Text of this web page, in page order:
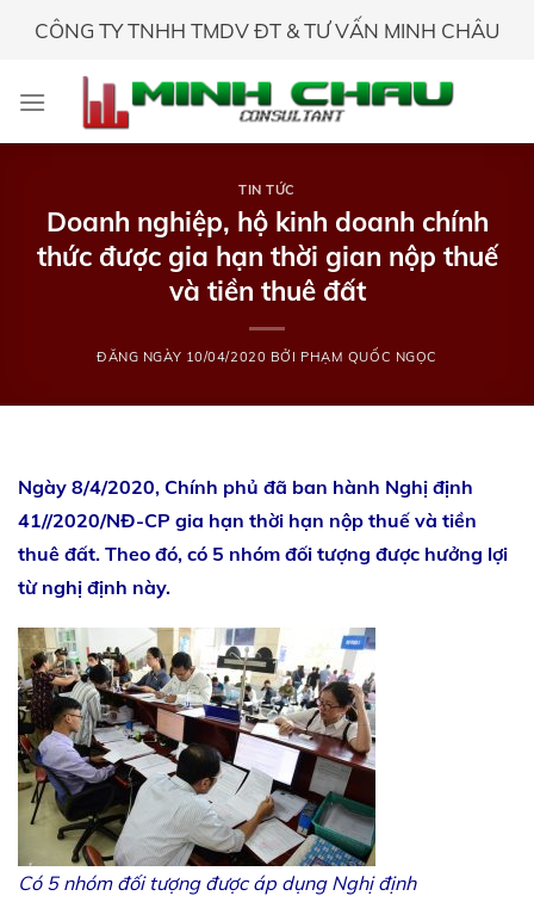
CÔNG TY TNHH TMDV ĐT & TƯ VẤN MINH CHÂU
TIN TỨC
Doanh nghiệp, hộ kinh doanh chính
thức được gia hạn thời gian nộp thuế
và tiền thuê đất
ĐĂNG NGÀY 10/04/2020 BỞI PHẠM QUỐC NGỌC
Ngày 8/4/2020, Chính phủ đã ban hành Nghị định
41//2020/NĐ-CP gia hạn thời hạn nộp thuế và tiền
thuê đất. Theo đó, có 5 nhóm đối tượng được hưởng lợi
từ nghị định này.
Có 5 nhóm đối tượng được áp dụng Nghị định